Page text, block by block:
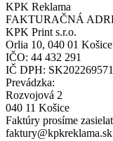
KPK Reklama
FAKTURAČNÁ
KPK Print s.r.o.
Orlia 10, 040 01 Košice
IČO: 44 432 291
IČ DPH:
Prevádzka:
Rozvojová 2
040 11 Košice
Faktúry prosíme
faktury@kpkreklama.sk